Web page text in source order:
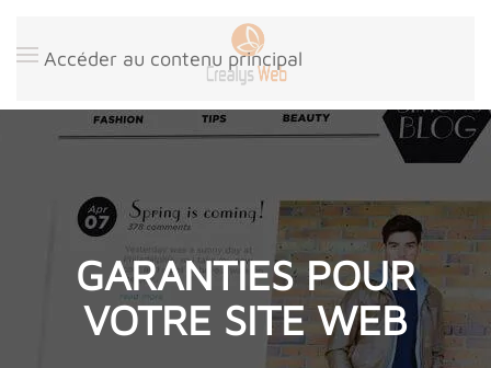
Accéder au contenu principal
GARANTIES POUR
VOTRE SITE WEB